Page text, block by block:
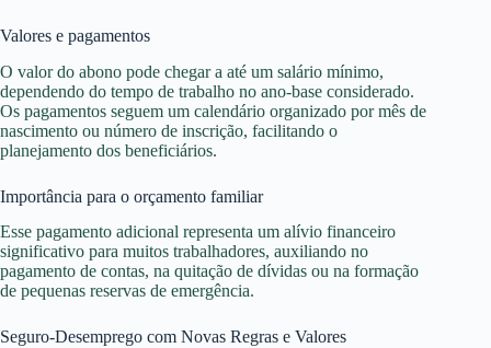
Valores e pagamentos
O valor do abono pode chegar a até um salário mínimo,
dependendo do tempo de trabalho no ano-base considerado.
Os pagamentos seguem um calendário organizado por mês de
nascimento ou número de inscrição, facilitando o
planejamento dos beneficiários.
Importância para o orçamento familiar
Esse pagamento adicional representa um alívio financeiro
significativo para muitos trabalhadores, auxiliando no
pagamento de contas, na quitação de dívidas ou na formação
de pequenas reservas de emergência.
Seguro-Desemprego com Novas Regras e Valores